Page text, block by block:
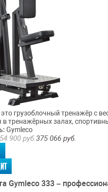
грузоблочный тренажёр с
в тренажёрных залах,
Gymleco
900 руб.375 066 руб.
Gymleco 333 –